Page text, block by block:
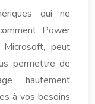
qui ne
Power
peut
permettre de
hautement
à vos besoins